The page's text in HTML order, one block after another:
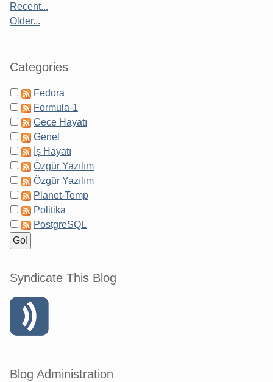
Recent...
Older...
Categories
Fedora
Formula-1
Gece Hayatı
Genel
İş Hayatı
Özgür Yazılım
Özgür Yazılım
Planet-Temp
Politika
PostgreSQL
Syndicate This Blog
Blog Administration